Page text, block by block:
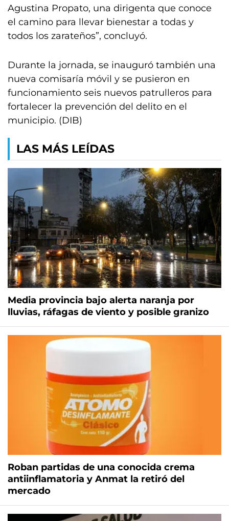
Agustina Propato, una dirigenta que conoce
el camino para llevar bienestar a todas y
todos los zarateños”, concluyó.
Durante la jornada, se inauguró también una
nueva comisaría móvil y se pusieron en
funcionamiento seis nuevos patrulleros para
fortalecer la prevención del delito en el
municipio. (DIB)
LAS MÁS LEÍDAS
Media provincia bajo alerta naranja por
lluvias, ráfagas de viento y posible granizo
Roban partidas de una conocida crema
antiinflamatoria y Anmat la retiró del
mercado